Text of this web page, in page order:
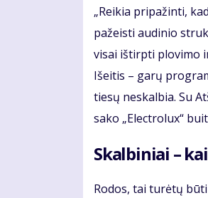
„Reikia pripažinti,
pažeisti audinio
visai ištirpti plovimo
Išeitis – garų
tiesų neskalbia. Su
sako „Electrolux“
Skalbiniai –
Rodos, tai turėtų